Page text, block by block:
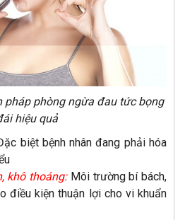
pháp phòng ngừa đau tức bọng
hiệu quả
biệt bệnh nhân đang phải hóa
khô thoáng: Môi trường bí bách,
điều kiện thuận lợi cho vi khuẩn